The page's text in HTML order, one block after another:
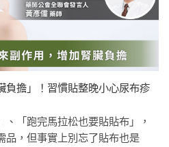
負擔」！習慣貼整晚小心尿布疹
、「跑完馬拉松也要貼貼布」，
品，但事實上別忘了貼布也是